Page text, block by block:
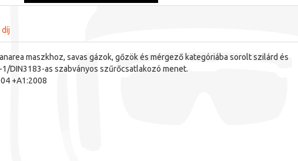
maszkhoz, savas gázok, gőzök és mérgező kategóriába sorolt szilárd és
DIN3183-as szabványos szűrőcsatlakozó menet.
+A1:2008